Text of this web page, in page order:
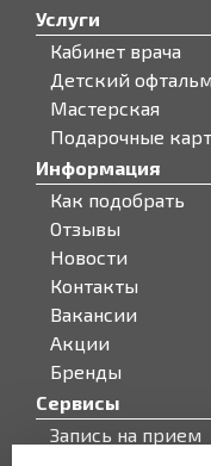
Услуги
Кабинет врача
Детский
Мастерская
Подарочные
Информация
Как подобрать
Отзывы
Новости
Контакты
Вакансии
Акции
Бренды
Сервисы
Запись на прием